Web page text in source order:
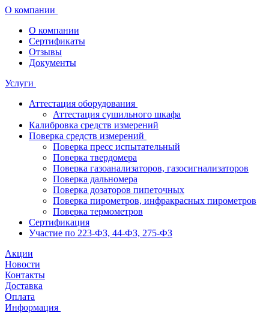
О компании
О компании
Сертификаты
Отзывы
Документы
Услуги
Аттестация оборудования
Аттестация сушильного шкафа
Калибровка средств измерений
Поверка средств измерений
Поверка пресс испытательный
Поверка твердомера
Поверка газоанализаторов, газосигнализаторов
Поверка дальномера
Поверка дозаторов пипеточных
Поверка пирометров, инфракрасных пирометров
Поверка термометров
Сертификация
Участие по 223-ФЗ, 44-ФЗ, 275-ФЗ
Акции
Новости
Контакты
Доставка
Оплата
Информация